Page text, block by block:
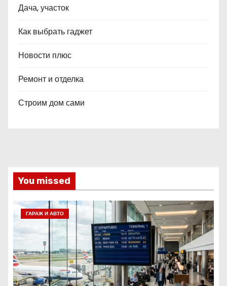
Дача, участок
Как выбрать гаджет
Новости плюс
Ремонт и отделка
Строим дом сами
You missed
ГАРАЖ И АВТО